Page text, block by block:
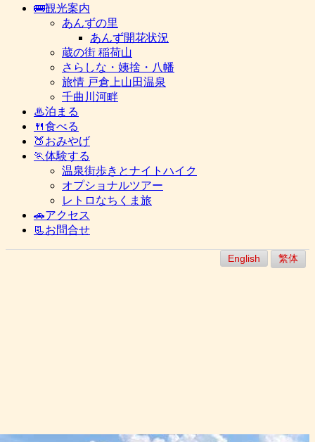
🚌観光案内
あんずの里
あんず開花状況
蔵の街 稲荷山
さらしな・姨捨・八幡
旅情 戸倉上山田温泉
千曲川河畔
♨泊まる
🍴食べる
🍑おみやげ
🏃体験する
温泉街歩きとナイトハイク
オプショナルツアー
レトロなちくま旅
🚗アクセス
📃お問合せ
English 繁体